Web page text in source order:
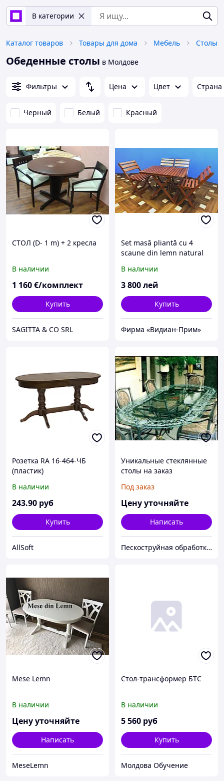
В категории
Каталог товаров Товары для дома Мебель Столы
Обеденные столы в Молдове
Фильтры Цена Цвет Страна
Черный Белый Красный
СТОЛ (D- 1 m) + 2 кресла
В наличии
1 160€/комплект
Купить
SAGITTA & CO SRL
Set masă pliantă cu 4
scaune din lemn natural
В наличии
3 800лей
Купить
Фирма «Видиан-Прим»
Розетка RA 16-464-ЧБ
(пластик)
В наличии
243.90 руб
Купить
AllSoft
Уникальные стеклянные
столы на заказ
Под заказ
Цену уточняйте
Написать
Пескоструйная обработка стекла и зеркал в Молдове
Mese Lemn
В наличии
Цену уточняйте
Написать
MeseLemn
Стол-трансформер БТС
В наличии
5 560 руб
Купить
Молдова Обучение